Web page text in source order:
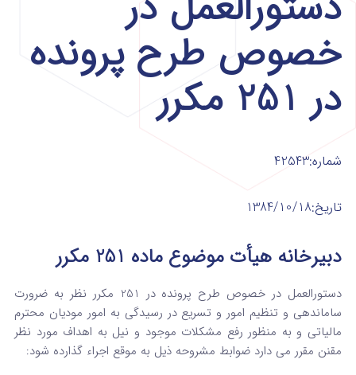
خصوص طرح پرونده
در 251 مکرر
شماره:42543
تاریخ:1384/10/18
دبیرخانه هیأت موضوع ماده 251 مکرر
دستورالعمل در خصوص طرح پرونده در 251 مکرر نظر به ضرورت
ساماندهی و تنظیم امور و تسریع در رسیدگی به امور مودیان محترم
مالیاتی و به منظور رفع مشکلات موجود و نیل به اهداف مورد نظر
مقنن مقرر می دارد ضوابط مشروحه ذیل به موقع اجراء گذارده شود: